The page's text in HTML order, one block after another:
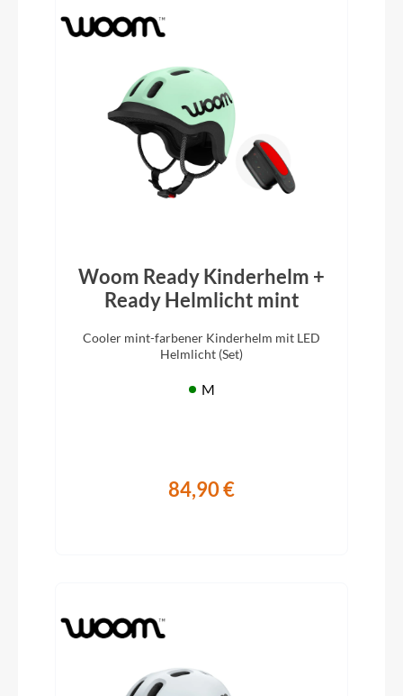
Woom Ready Kinderhelm +
Ready Helmlicht mint
Cooler mint-farbener Kinderhelm mit LED
Helmlicht (Set)
M
84,90 €